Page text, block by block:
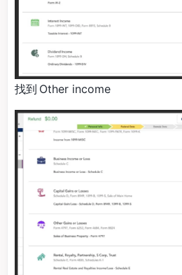
找到 Other income